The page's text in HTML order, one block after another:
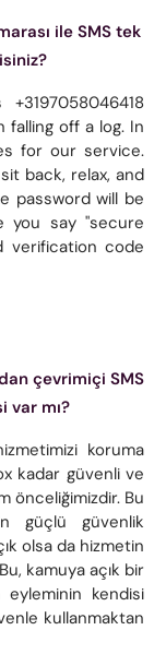
ile SMS tek
falling off a log. In
for our service.
back, relax, and
password will be
you say "secure
verification code
çevrimiçi SMS
var mı?
koruma
kadar güvenli ve
önceliğimizdir. Bu
güçlü güvenlik
olsa da hizmetin
kamuya açık bir
kendisi
kullanmaktan